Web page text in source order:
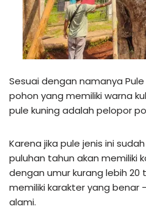
Sesuai dengan namanya
pohon yang memiliki warna
pule kuning adalah pelopor
Karena jika pule jenis ini
puluhan tahun akan memiliki
dengan umur kurang lebih 20
memiliki karakter yang benar
alami.